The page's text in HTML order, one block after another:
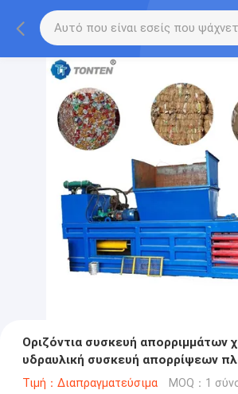
Οριζόντια συσκευή απορριμμάτων
υδραυλική συσκευή απορρίψεων
μπουκαλιών συσκευή απορρίψεων
Τιμή：Διαπραγματεύσιμα MOQ：1